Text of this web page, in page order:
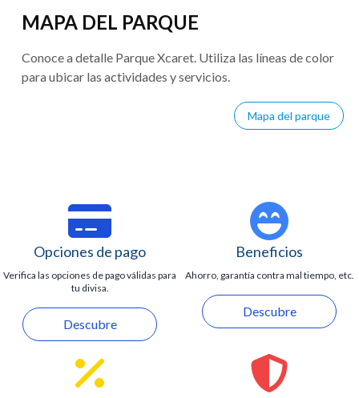
MAPA DEL PARQUE
Conoce a detalle Parque Xcaret. Utiliza las líneas de color
para ubicar las actividades y servicios.
Mapa del parque
Opciones de pago
Verifica las opciones de pago válidas para
tu divisa.
Descubre
Beneficios
Ahorro, garantía contra mal tiempo, etc.
Descubre